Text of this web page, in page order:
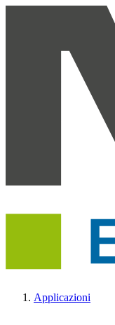
Applicazioni